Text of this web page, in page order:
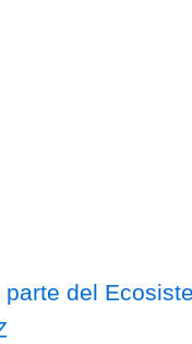
parte del